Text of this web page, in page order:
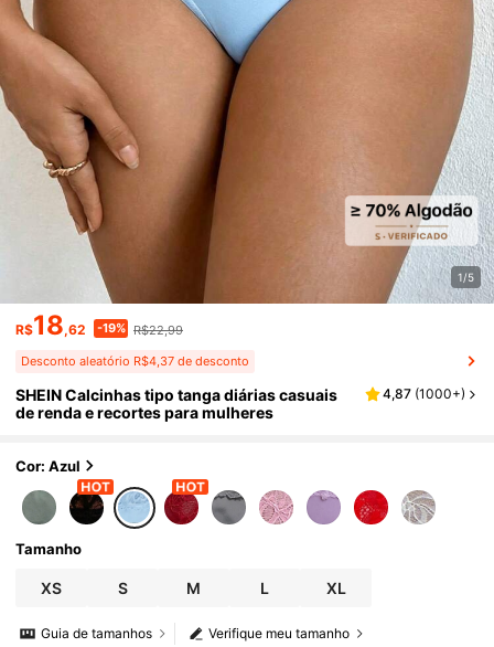
1/5
R$18,62 -19% R$22,99
Desconto aleatório R$4,37 de desconto
SHEIN Calcinhas tipo tanga diárias casuais
de renda e recortes para mulheres
4,87 (1000+)
Cor: Azul
Tamanho
XS S M L XL
Verifique meu tamanho
Guia de tamanhos